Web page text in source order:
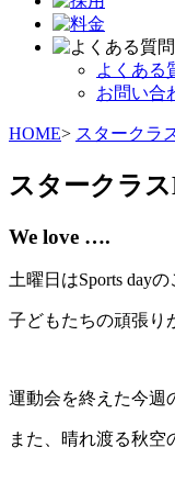
よくある
お問い合
HOME> スタークラ
スタークラ
We love ….
土曜日はSports day
子どもたちの頑張り
運動会を終えた今週
また、晴れ渡る秋空